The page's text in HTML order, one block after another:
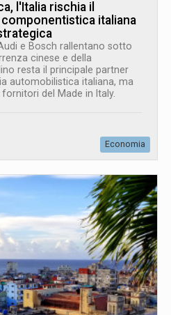
l'Italia rischia il
italiana
e Bosch rallentano sotto
cinese e della
resta il principale partner
automobilistica italiana, ma
del Made in Italy.
Economia